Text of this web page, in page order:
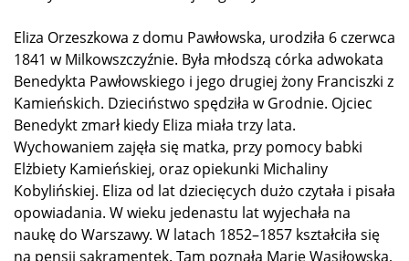
Eliza Orzeszkowa z domu Pawłowska, urodziła 6 czerwca
1841 w Milkowszczyźnie. Była młodszą córka adwokata
Benedykta Pawłowskiego i jego drugiej żony Franciszki z
Kamieńskich. Dzieciństwo spędziła w Grodnie. Ojciec
Benedykt zmarł kiedy Eliza miała trzy lata.
Wychowaniem zajęła się matka, przy pomocy babki
Elżbiety Kamieńskiej, oraz opiekunki Michaliny
Kobylińskiej. Eliza od lat dziecięcych dużo czytała i pisała
opowiadania. W wieku jedenastu lat wyjechała na
naukę do Warszawy. W latach 1852–1857 kształciła się
na pensji sakramentek. Tam poznała Marię Wasiłowską,